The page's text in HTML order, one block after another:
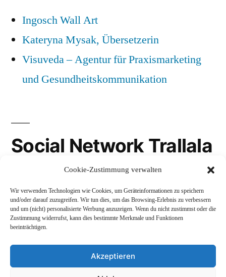
Cookie-Zustimmung verwalten
Wir verwenden Technologien wie Cookies, um Geräteinformationen zu speichern
und/oder darauf zuzugreifen. Wir tun dies, um das Browsing-Erlebnis zu verbessern
und um (nicht) personalisierte Werbung anzuzeigen. Wenn du nicht zustimmst oder die
Zustimmung widerrufst, kann dies bestimmte Merkmale und Funktionen
beeinträchtigen.
Akzeptieren
Ingosch Wall Art
Kateryna Mysak, Übersetzerin
Visuveda – Agentur für Praxismarketing
und Gesundheitskommunikation
Social Network Trallala
LinkedIn
Mastodon